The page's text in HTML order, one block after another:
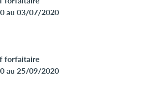
au 03/07/2020
forfaitaire
au 25/09/2020